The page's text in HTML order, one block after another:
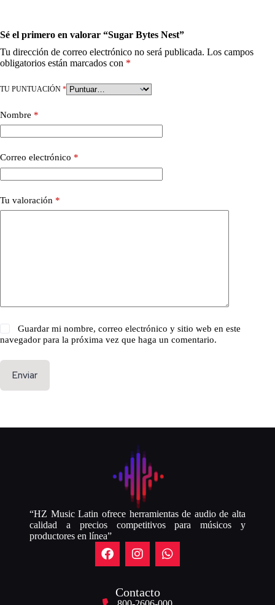
Sé el primero en valorar “Sugar Bytes Nest”
Tu dirección de correo electrónico no será publicada. Los campos
obligatorios están marcados con *
TU PUNTUACIÓN *
Nombre *
Correo electrónico *
Tu valoración *
Guardar mi nombre, correo electrónico y sitio web en este
navegador para la próxima vez que haga un comentario.
Enviar
“HZ Music Latin ofrece herramientas de audio de alta
calidad a precios competitivos para músicos y
productores en línea”
Contacto